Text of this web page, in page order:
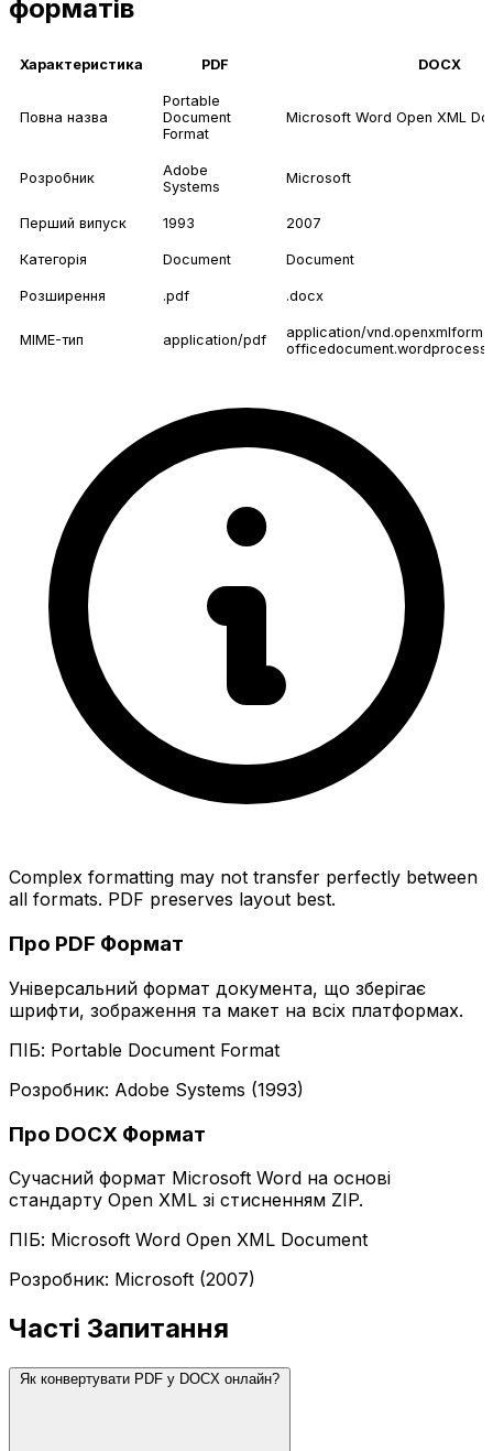
форматів
Характеристика PDF DOCX
Повна назва
Portable
Document
Format
Microsoft Word Open XML
Розробник
Adobe
Systems
Microsoft
Перший випуск 1993 2007
Категорія Document Document
Розширення .pdf .docx
MIME-тип application/pdf
application/
Complex formatting may not transfer perfectly between
all formats. PDF preserves layout best.
Про PDF Формат
Універсальний формат документа, що зберігає
шрифти, зображення та макет на всіх платформах.
ПІБ: Portable Document Format
Розробник: Adobe Systems (1993)
Про DOCX Формат
Сучасний формат Microsoft Word на основі
стандарту Open XML зі стисненням ZIP.
ПІБ: Microsoft Word Open XML Document
Розробник: Microsoft (2007)
Часті Запитання
Як конвертувати PDF у DOCX онлайн?